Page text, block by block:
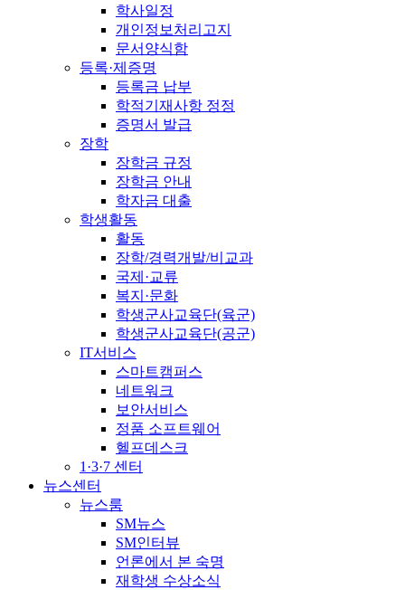
학사일정
개인정보처리고지
문서양식함
등록·제증명
등록금 납부
학적기재사항 정정
증명서 발급
장학
장학금 규정
장학금 안내
학자금 대출
학생활동
활동
장학/경력개발/비교과
국제·교류
복지·문화
학생군사교육단(육군)
학생군사교육단(공군)
IT서비스
스마트캠퍼스
네트워크
보안서비스
정품 소프트웨어
헬프데스크
1·3·7 센터
뉴스센터
뉴스룸
SM뉴스
SM인터뷰
언론에서 본 숙명
재학생 수상소식